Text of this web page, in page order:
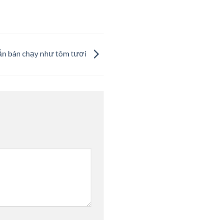
bán chạy như tôm tươi